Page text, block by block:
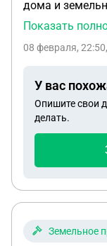
дома и
составить
присутсвие
Показать
08 февраля, 22:50
У вас
Опишите свои
делать.
Земельное